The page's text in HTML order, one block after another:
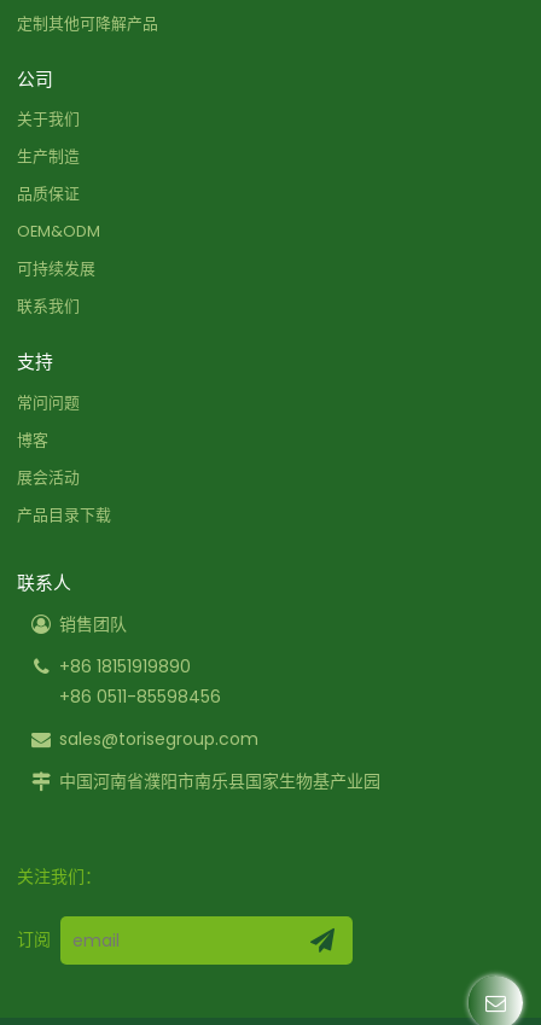
定制其他可降解产品
公司
关于我们
生产制造
品质保证
OEM&ODM
可持续发展
联系我们
支持
常问问题
博客
展会活动
产品目录下载
联系人
销售团队
+86 18151919890
+86 0511-85598456
sales@torisegroup.com
中国河南省濮阳市南乐县国家生物基产业园
关注我们：
订阅